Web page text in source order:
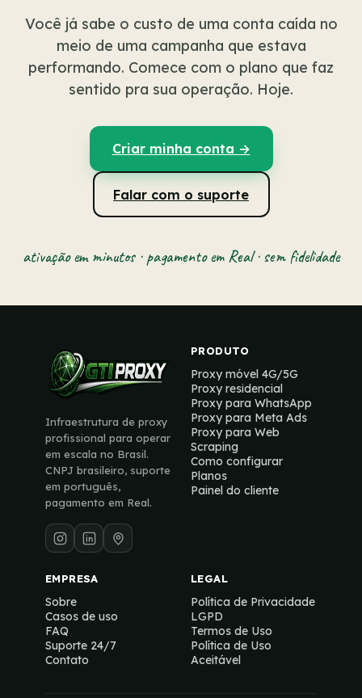
Você já sabe o custo de uma conta caída no
meio de uma campanha que estava
performando. Comece com o plano que faz
sentido pra sua operação. Hoje.
Criar minha conta →
Falar com o suporte
ativação em minutos · pagamento em Real · sem fidelidade
Infraestrutura de proxy
profissional para operar
em escala no Brasil.
CNPJ brasileiro, suporte
em português,
pagamento em Real.
PRODUTO
Proxy móvel 4G/5G
Proxy residencial
Proxy para WhatsApp
Proxy para Meta Ads
Proxy para Web
Scraping
Como configurar
Planos
Painel do cliente
EMPRESA
Sobre
Casos de uso
FAQ
Suporte 24/7
Contato
LEGAL
Política de Privacidade
LGPD
Termos de Uso
Política de Uso
Aceitável